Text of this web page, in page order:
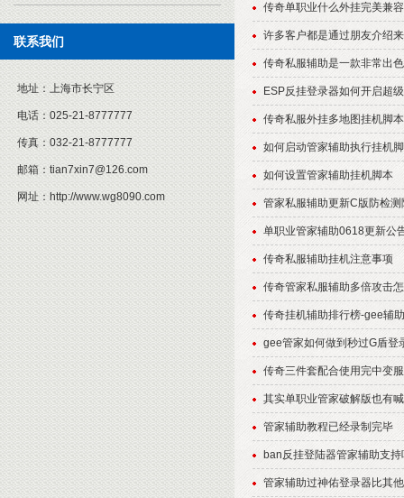
联系我们
地址： 上海市长宁区
电话： 025-21-8777777
传真： 032-21-8777777
邮箱： tian7xin7@126.com
网址： http://www.wg8090.com
传奇单职业什么外挂完美兼容
许多客户都是通过朋友介绍
传奇私服辅助是一款非常出
ESP反挂登录器如何开启超
传奇私服外挂多地图挂机脚本
如何启动管家辅助执行挂机
如何设置管家辅助挂机脚本
管家私服辅助更新C版防检测
单职业管家辅助0618更新公
传奇私服辅助挂机注意事项
传奇管家私服辅助多倍攻击
传奇挂机辅助排行榜-gee辅助
gee管家如何做到秒过G盾登
传奇三件套配合使用完中变
其实单职业管家破解版也有
管家辅助教程已经录制完毕
ban反挂登陆器管家辅助支持
管家辅助过神佑登录器比其